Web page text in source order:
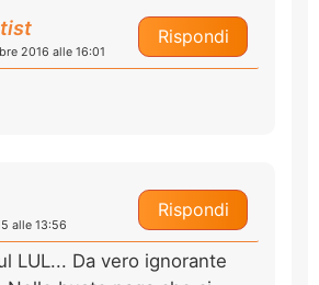
Rispondi
2016 alle 16:01
Rispondi
alle 13:56
LUL... Da vero ignorante